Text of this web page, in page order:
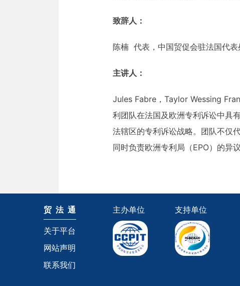
致辞人：
陈楠 代表，中国贸促会驻法国代
主讲人：
Jules Fabre，Taylor Wessing
利团队在法国及欧洲专利诉讼中具
法辖区的专利诉讼战略。团队不仅
同时负责欧洲专利局（EPO）的异
贸 法 通
关于平台
网站声明
联系我们
主办单位 支持单位